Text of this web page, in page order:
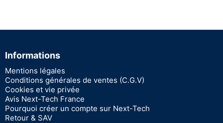
Informations
Mentions légales
Conditions générales de ventes (C.G.V)
Cookies et vie privée
Avis Next-Tech France
Pourquoi créer un compte sur Next-Tech
Retour & SAV